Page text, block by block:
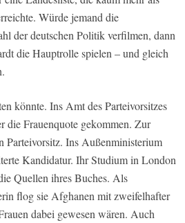
Würde jemand die
der deutschen Politik verfilmen, dann
die Hauptrolle spielen – und gleich
könnte. Ins Amt des Parteivorsitzes
die Frauenquote gekommen. Zur
Parteivorsitz. Ins Außenministerium
Kandidatur. Ihr Studium in London
Quellen ihres Buches. Als
flog sie Afghanen mit zweifelhafter
dabei gewesen wären. Auch